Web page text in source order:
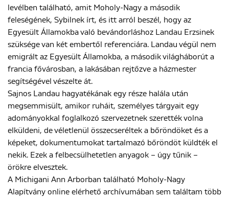
levélben található, amit Moholy-Nagy a második
feleségének, Sybilnek írt, és itt arról beszél, hogy az
Egyesült Államokba való bevándorláshoz Landau Erzsinek
szüksége van két embertől referenciára. Landau végül nem
emigrált az Egyesült Államokba, a második világháborút a
francia fővárosban, a lakásában rejtőzve a házmester
segítségével vészelte át.
Sajnos Landau hagyatékának egy része halála után
megsemmisült, amikor ruháit, személyes tárgyait egy
adományokkal foglalkozó szervezetnek szerették volna
elküldeni, de véletlenül összecseréltek a bőröndöket és a
képeket, dokumentumokat tartalmazó bőröndöt küldték el
nekik. Ezek a felbecsülhetetlen anyagok – úgy tűnik –
örökre elvesztek.
A Michigani Ann Arborban található Moholy-Nagy
Alapítvány online elérhető archívumában sem találtam több